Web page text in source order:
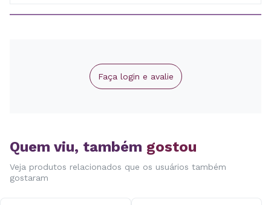
Faça login e avalie
Quem viu, também gostou
Veja produtos relacionados que os usuários também
gostaram